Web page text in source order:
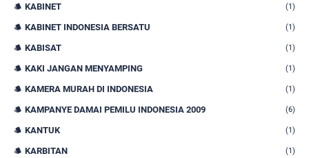
KABINET (1)
KABINET INDONESIA BERSATU (1)
KABISAT (1)
KAKI JANGAN MENYAMPING (1)
KAMERA MURAH DI INDONESIA (1)
KAMPANYE DAMAI PEMILU INDONESIA 2009 (6)
KANTUK (1)
KARBITAN (1)